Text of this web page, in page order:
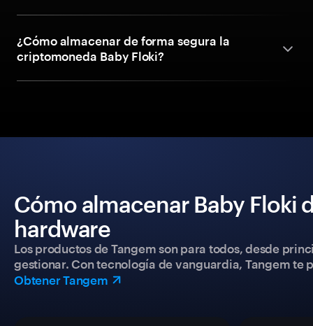
¿Cómo almacenar de forma segura la
criptomoneda Baby Floki?
Cómo almacenar Baby Floki
hardware
Los productos de Tangem son para todos, desde
gestionar. Con tecnología de vanguardia, Tangem
Obtener Tangem